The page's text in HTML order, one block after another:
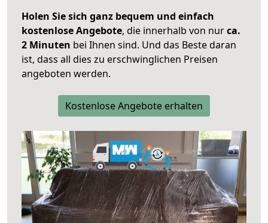
Holen Sie sich ganz bequem und einfach
kostenlose Angebote, die innerhalb von nurca.
2 Minuten bei Ihnen sind. Und das Beste daran
ist, dass all dies zu erschwinglichen Preisen
angeboten werden.
Kostenlose Angebote erhalten